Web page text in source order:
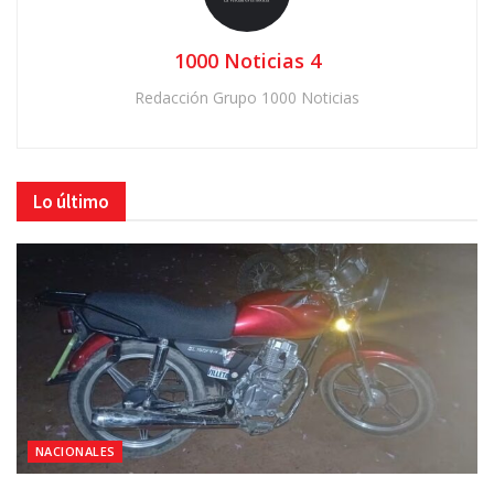
1000 Noticias 4
Redacción Grupo 1000 Noticias
Lo último
NACIONALES